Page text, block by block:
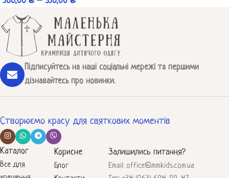
Підписуйтесь на наші соціальні мережі та першими
дізнавайтесь про новинки.
Створюємо красу для святкових моментів
Каталог
Все для
Корисне
Блог
Залишились питання?
Email: office@mmkids.com.ua